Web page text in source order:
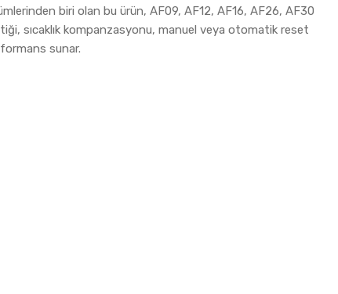
biri olan bu ürün, AF09, AF12, AF16, AF26, AF30
sıcaklık kompanzasyonu, manuel veya otomatik reset
sunar.